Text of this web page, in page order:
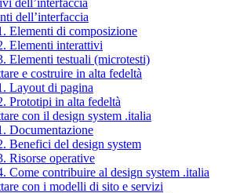
dell’interfaccia
dell’interfaccia
Elementi di composizione
Elementi interattivi
Elementi testuali (microtesti)
e costruire in alta fedeltà
Layout di pagina
Prototipi in alta fedeltà
con il design system .italia
Documentazione
Benefici del design system
Risorse operative
Come contribuire al design system .italia
con i modelli di sito e servizi